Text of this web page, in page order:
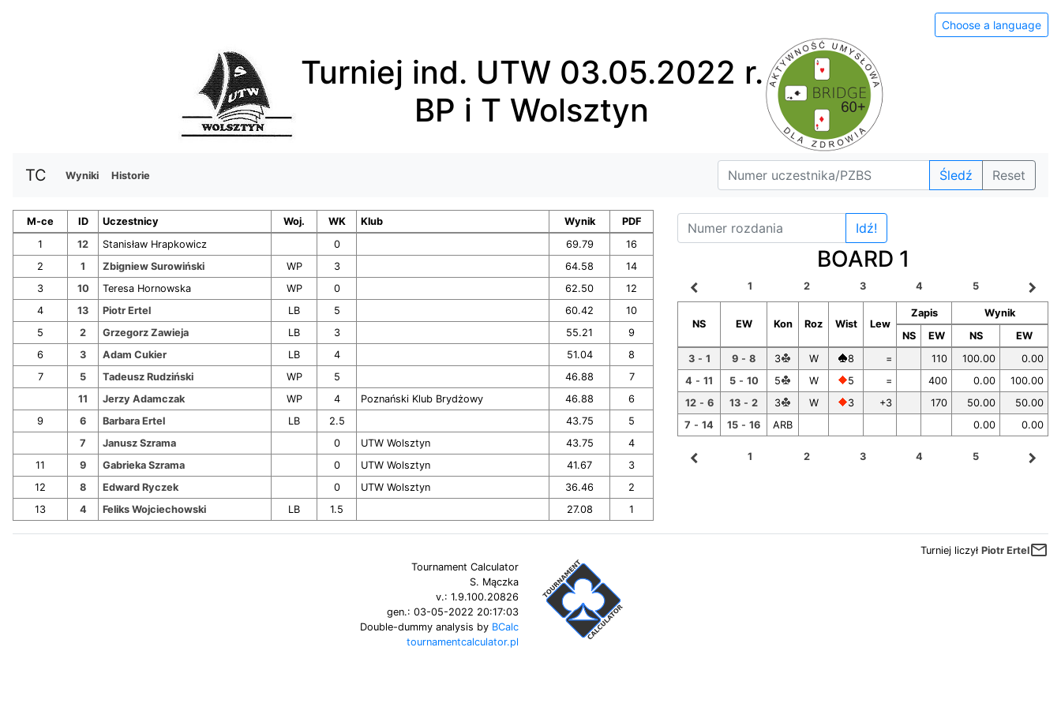
Choose a language
Turniej ind. UTW 03.05.2022 r.
BP i T Wolsztyn
TC Wyniki Historie Śledź Reset
M-ce ID Uczestnicy Woj. WK Klub Wynik
PDF
1
12 Stanisław Hrapkowicz 0 69.79
16
2
1 Zbigniew Surowiński WP 3 64.58
14
3
10 Teresa Hornowska WP 0 62.50
12
4
13 Piotr Ertel LB 5 60.42
10
5
2 Grzegorz Zawieja LB 3 55.21
9
6
3 Adam Cukier LB 4 51.04
8
7
5 Tadeusz Rudziński WP 5 46.88
7
11
Jerzy Adamczak WP 4 Poznański Klub Brydżowy 46.88
6
9
6 Barbara Ertel LB 2.5 43.75
5
7
Janusz Szrama 0 UTW Wolsztyn 43.75
4
11
9 Gabrieka Szrama 0 UTW Wolsztyn 41.67
3
12
8 Edward Ryczek 0 UTW Wolsztyn 36.46
2
13
4 Feliks Wojciechowski LB 1.5 27.08 1
Idź!
BOARD 1
navigate_before 1 2 3 4 5 navigate_next
NS EW Kon Roz Wist Lew
Zapis
Wynik
NS
EW NS
EW
3- 1 9 - 8 3 W 8 = 110 100.00
0.00
4 - 11 5- 10 5 W 5 = 400 0.00
100.00
12- 6 13 - 2 3 W 3 +3 170 50.00
50.00
7 - 14 15 - 16 ARB 0.00 0.00
navigate_before 1 2 3 4 5 navigate_next
Turniej liczył Piotr Ertelmail_outline
Tournament Calculator
S. Mączka
v.: 1.9.100.20826
gen.: 03-05-2022 20:17:03
Double-dummy analysis by BCalc
tournamentcalculator.pl